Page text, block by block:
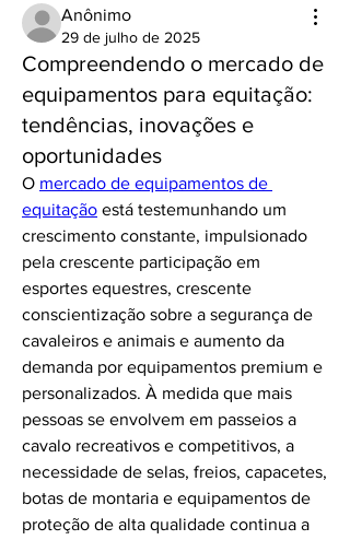
Anônimo
29 de julho de 2025
Compreendendo o mercado de
equipamentos para equitação:
tendências, inovações e
oportunidades
O mercado de equipamentos de
equitação está testemunhando um
crescimento constante, impulsionado
pela crescente participação em
esportes equestres, crescente
conscientização sobre a segurança de
cavaleiros e animais e aumento da
demanda por equipamentos premium e
personalizados. À medida que mais
pessoas se envolvem em passeios a
cavalo recreativos e competitivos, a
necessidade de selas, freios, capacetes,
botas de montaria e equipamentos de
proteção de alta qualidade continua a